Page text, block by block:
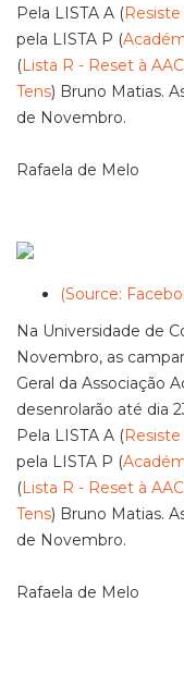
Pela LISTA A (
pela LISTA P (
(Lista R - Reset à AAC
Tens) Bruno Matias.
de Novembro.
Rafaela de Melo
(Source:
Na Universidade de
Novembro, as
Geral da Associação
desenrolarão até dia
Pela LISTA A (
pela LISTA P (
(Lista R - Reset à AAC
Tens) Bruno Matias.
de Novembro.
Rafaela de Melo